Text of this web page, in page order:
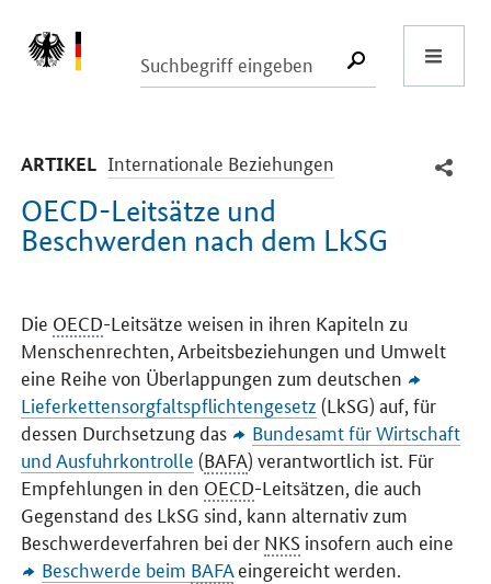
SUCHE
ARTIKEL -
Internationale Beziehungen
OECD-Leitsätze und
Beschwerden nach dem LkSG
Die OECD-Leitsätze weisen in ihren Kapiteln zu
Menschenrechten, Arbeitsbeziehungen und Umwelt
eine Reihe von Überlappungen zum deutschen
Lieferkettensorgfaltspflichtengesetz (LkSG) auf, für
dessen Durchsetzung das
Bundesamt für Wirtschaft
und Ausfuhrkontrolle (BAFA) verantwortlich ist. Für
Empfehlungen in den OECD-Leitsätzen, die auch
Gegenstand des LkSG sind, kann alternativ zum
Beschwerdeverfahren bei der NKS insofern auch eine
Beschwerde beim BAFAeingereicht werden.